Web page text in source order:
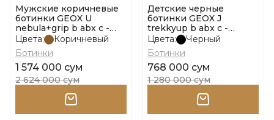
Мужские коричневые
ботинки GEOX U
nebula+grip b abx c -
pel+si размер 41
Цвета:
Коричневый
Ботинки
1 574 000 сум
2 624 000 сум
Детские черные
ботинки GEOX J
trekkyup b abx c -
nylon+dbk размер 32
Цвета:
Черный
Ботинки
768 000 сум
1 280 000 сум